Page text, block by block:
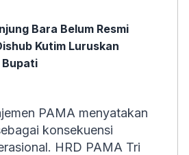
Bara Belum Resmi
Kutim Luruskan
PAMA menyatakan
konsekuensi
HRD PAMA Tri